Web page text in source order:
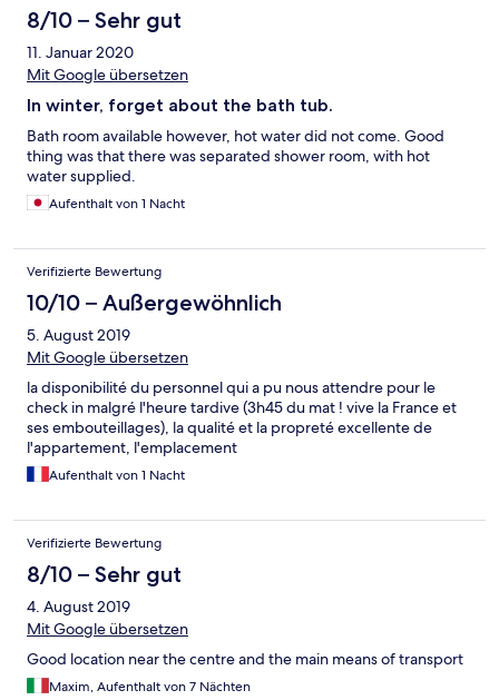
8/10 – Sehr gut
11. Januar 2020
Mit Google übersetzen
In winter, forget about the bath tub.
Bath room available however, hot water did not come. Good
thing was that there was separated shower room, with hot
water supplied.
Aufenthalt von 1 Nacht
Verifizierte Bewertung
10/10 – Außergewöhnlich
5. August 2019
Mit Google übersetzen
la disponibilité du personnel qui a pu nous attendre pour le
check in malgré l'heure tardive (3h45 du mat ! vive la France et
ses embouteillages), la qualité et la propreté excellente de
l'appartement, l'emplacement
Aufenthalt von 1 Nacht
Verifizierte Bewertung
8/10 – Sehr gut
4. August 2019
Mit Google übersetzen
Good location near the centre and the main means of transport
Maxim, Aufenthalt von 7 Nächten